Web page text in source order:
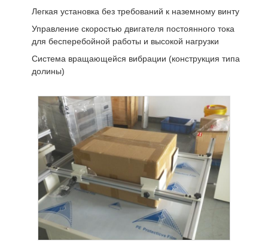
Легкая установка без требований к наземному винту
Управление скоростью двигателя постоянного тока
для бесперебойной работы и высокой нагрузки
Система вращающейся вибрации (конструкция типа
долины)